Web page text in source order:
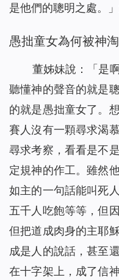
是他們的聰明之處。
愚拙童女為何被神
董姊妹說：「是
聽懂神的聲音的就是
的就是愚拙童女了。
賽人沒有一顆尋求渴
尋求考察，看看是不
定規神的作工。雖然
如主的一句話能叫死
五千人吃飽等等，但
但把道成肉身的主耶
成是人的說話，甚至
在十字架上，成了信